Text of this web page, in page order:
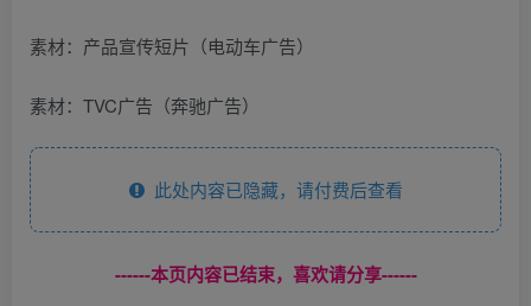
素材：产品宣传短片（电动车广告）
素材：TVC广告（奔驰广告）
此处内容已隐藏，请付费后查看
------本页内容已结束，喜欢请分享------